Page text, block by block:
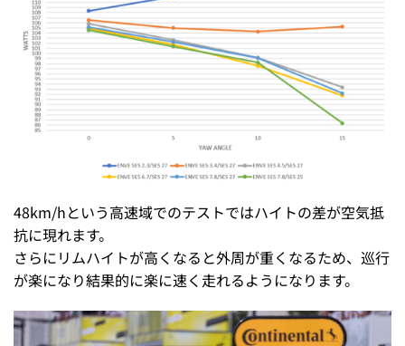
48km/hという高速域でのテストではハイトの差が空気抵
抗に現れます。
さらにリムハイトが高くなると外周が重くなるため、巡行
が楽になり結果的に楽に速く走れるようになります。